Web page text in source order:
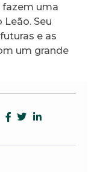
fazem uma
Seu
e as
um grande